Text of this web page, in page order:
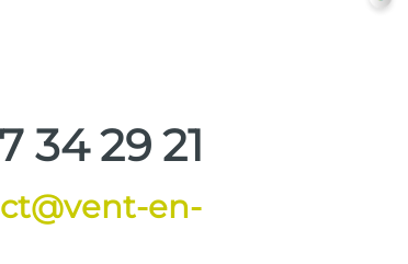
34 29 21
en-